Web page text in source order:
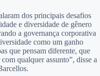
dos principais desafios
e diversidade de gênero
a governança corporativa
como um ganho
que pensam diferente, que
qualquer assunto”, disse a